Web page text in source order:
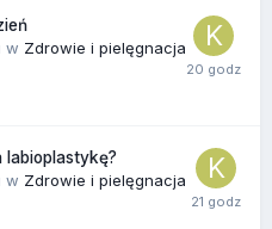
w Zdrowie i pielęgnacja
labioplastykę?
w Zdrowie i pielęgnacja